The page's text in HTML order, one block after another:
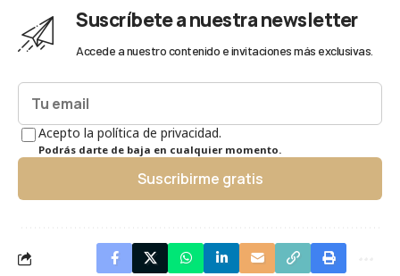
Suscríbete a nuestra newsletter
Accede a nuestro contenido e invitaciones más exclusivas.
Acepto la política de privacidad.
Podrás darte de baja en cualquier momento.
Suscribirme gratis